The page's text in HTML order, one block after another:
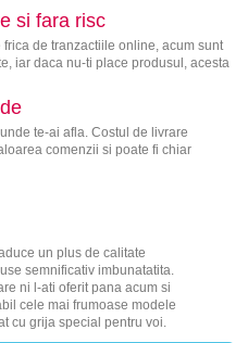
si fara risc
de tranzactiile online, acum sunt
iar daca nu-ti place produsul, acesta
te-ai afla. Costul de livrare
comenzii si poate fi chiar
un plus de calitate
semnificativ imbunatatita.
ni l-ati oferit pana acum si
cele mai frumoase modele
cu grija special pentru voi.